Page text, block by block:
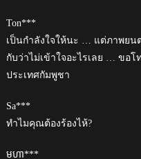
Ton***
เป็นกำลังใจให้นะ … แต่ภาพย
กับว่าไม่เข้าใจอะไรเลย … ขอ
ประเทศกัมพูชา
Sa***
ทำไมคุณต้องร้องไห้?
មហា***